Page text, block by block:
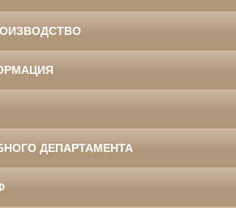
ДЕПАРТАМЕНТА